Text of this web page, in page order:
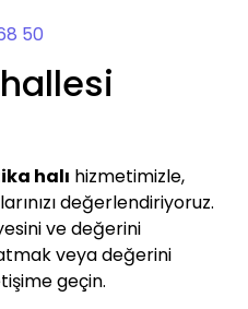
50
halı hizmetimizle,
değerlendiriyoruz.
ve değerini
veya değerini
geçin.